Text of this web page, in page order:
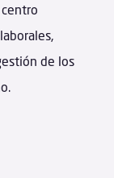
de los